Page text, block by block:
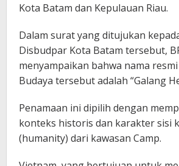
Kota Batam dan Kepulauan Riau.
​Dalam surat yang ditujukan
Disbudpar Kota Batam tersebut,
menyampaikan bahwa nama
Budaya tersebut adalah “Galang
Penamaan ini dipilih dengan
konteks historis dan karakter sisi
(humanity) dari kawasan Camp.